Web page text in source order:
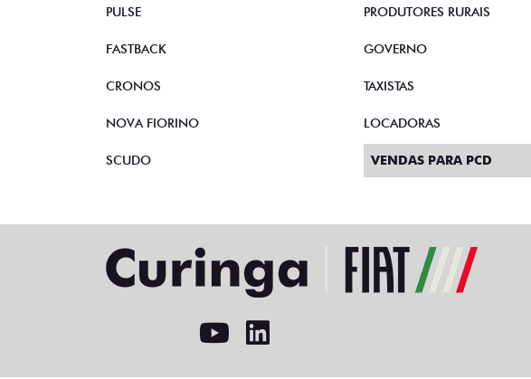
PULSE
FASTBACK
CRONOS
NOVA FIORINO
SCUDO
PRODUTORES RURAIS
GOVERNO
TAXISTAS
LOCADORAS
VENDAS PARA PCD